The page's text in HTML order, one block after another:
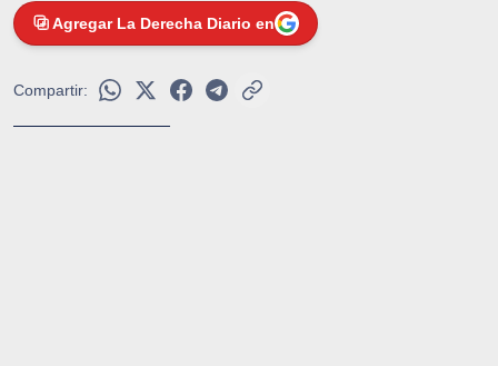
Agregar La Derecha Diario en
Compartir: